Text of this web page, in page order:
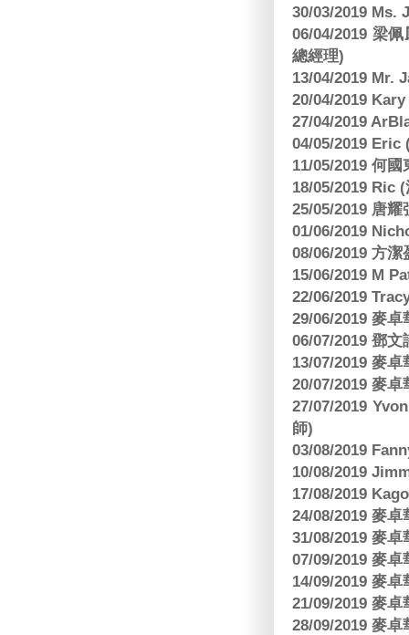
30/03/2019 Ms.
06/04/2019 梁
總經理)
13/04/2019 Mr.
20/04/2019
27/04/2019
04/05/2019 Eric
11/05/2019 何
18/05/2019 Ric
25/05/2019 唐
01/06/2019
08/06/2019 方
15/06/2019 M
22/06/2019
29/06/2019 麥
06/07/2019 鄧
13/07/2019 麥
20/07/2019 麥
27/07/2019
師)
03/08/2019
10/08/2019
17/08/2019
24/08/2019 麥
31/08/2019 麥
07/09/2019 麥
14/09/2019 麥
21/09/2019 麥
28/09/2019 麥